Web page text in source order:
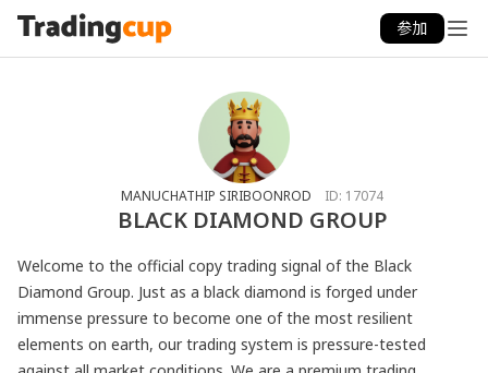
参加
MANUCHATHIP SIRIBOONROD ID: 17074
BLACK DIAMOND GROUP
Welcome to the official copy trading signal of the Black
Diamond Group. Just as a black diamond is forged under
immense pressure to become one of the most resilient
elements on earth, our trading system is pressure-tested